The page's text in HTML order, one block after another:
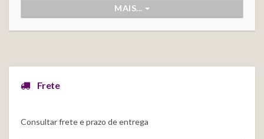
MAIS...
Frete
Consultar frete e prazo de entrega